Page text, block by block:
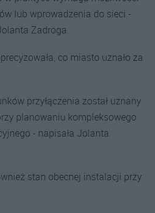
lub wprowadzenia do sieci -
Zadroga.
co miasto uznało za
przyłączenia został uznany
planowaniu kompleksowego
- napisała Jolanta
stan obecnej instalacji przy